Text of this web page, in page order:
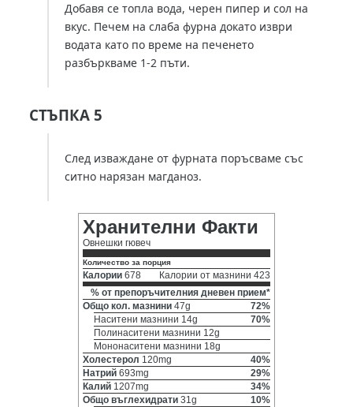
Добавя се топла вода, черен пипер и сол на
вкус. Печем на слаба фурна докато изври
водата като по време на печенето
разбъркваме 1-2 пъти.
СТЪПКА 5
След изваждане от фурната поръсваме със
ситно нарязан магданоз.
Хранителни Факти
Овнешки гювеч
Количество за порция
Калории 678
Калории от мазнини 423
% от препоръчителния дневен прием*
Общо кол. мазнини 47g
72%
Наситени мазнини 14g
70%
Полинаситени мазнини 12g
Мононаситени мазнини 18g
Холестерол 120mg
40%
Натрий 693mg
29%
Калий 1207mg
34%
Общо въглехидрати 31g
10%